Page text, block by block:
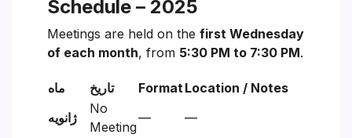
Schedule – 2025
Meetings are held on the first Wednesday
of each month, from 5:30 PM to 7:30 PM.
ماه تاریخ Format Location / Notes
ژانویه
No
Meeting
—
—